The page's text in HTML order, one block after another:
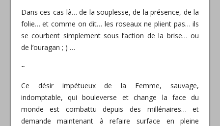
Dans ces cas-là… de la souplesse, de la présence, de la
folie… et comme on dit… les roseaux ne plient pas… ils
se courbent simplement sous l’action de la brise… ou
de l’ouragan ; ) …
~
Ce désir impétueux de la Femme, sauvage,
indomptable, qui bouleverse et change la face du
monde est combattu depuis des millénaires… et
demande maintenant à refaire surface en pleine